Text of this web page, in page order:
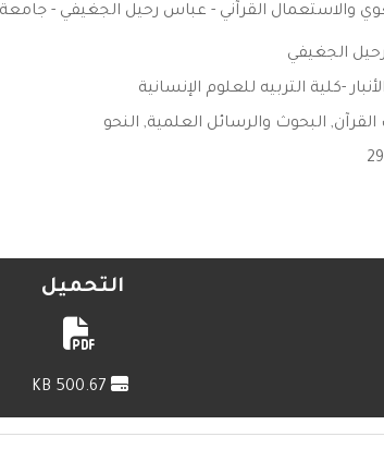
والاستعمال القرآني - عباس رحيل الجغيفي - جامعة
الجغيفي
-كلية التربيه للعلوم الإنسانية
القرآن, البحوث والرسائل العلمية, النحو
29
التحميل